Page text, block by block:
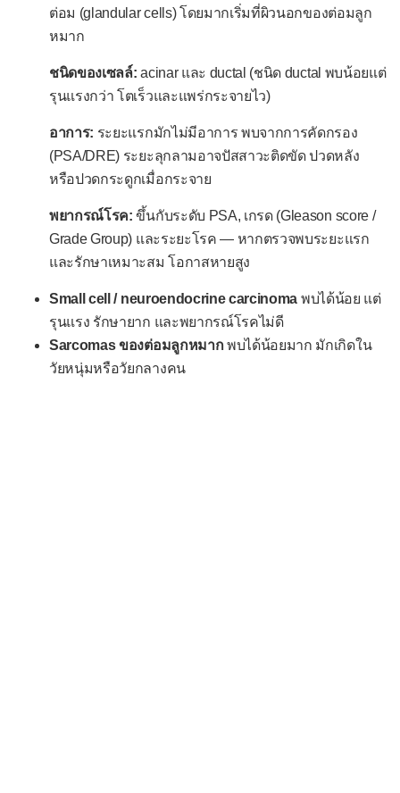
เนื้องอกที่ไขสันหลัง
ระบบข้อและกระดูก
เนื้องอกไม่ร้ายที่กระดูก
เนื้องอกร้ายที่กระดูก
เนื้องอกกระดูกอ่อน
เนื้องอกเยื่อบุข้อ
ระบบผิวหนังและเนื้อเยื่อ
รอยโรคก่อนมะเร็งที่ผิวหนัง
ระบบเลือดและน้ำเหลือง
ต่อม (glandular cells) โดยมากเริ่มที่ผิวนอกของต่อมลูก
หมาก
ชนิดของเซลล์: acinar และ ductal (ชนิด ductal พบน้อยแต่
รุนแรงกว่า โตเร็วและแพร่กระจายไว)
อาการ: ระยะแรกมักไม่มีอาการ พบจากการคัดกรอง
(PSA/DRE) ระยะลุกลามอาจปัสสาวะติดขัด ปวดหลัง
หรือปวดกระดูกเมื่อกระจาย
พยากรณ์โรค: ขึ้นกับระดับ PSA, เกรด (Gleason score /
Grade Group) และระยะโรค — หากตรวจพบระยะแรก
และรักษาเหมาะสม โอกาสหายสูง
Small cell / neuroendocrine carcinoma พบได้น้อย แต่
รุนแรง รักษายาก และพยากรณ์โรคไม่ดี
Sarcomas ของต่อมลูกหมาก พบได้น้อยมาก มักเกิดใน
วัยหนุ่มหรือวัยกลางคน